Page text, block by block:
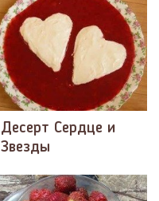
Десерт Сердце и
Звезды